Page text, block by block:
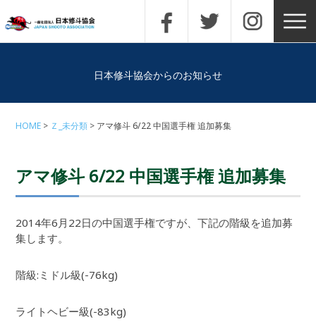
日本修斗協会からのお知らせ
HOME Ｚ_未分類 アマ修斗 6/22 中国選手権 追加募集
アマ修斗 6/22 中国選手権 追加募集
2014年6月22日の中国選手権ですが、下記の階級を追加募
集します。
階級:ミドル級(-76kg)
ライトヘビー級(-83kg)